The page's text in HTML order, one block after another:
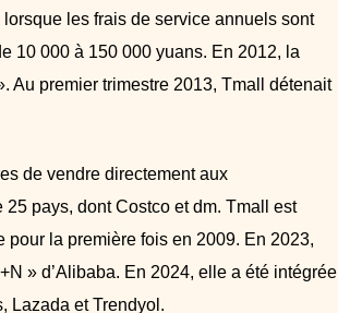
les frais de service annuels sont
10 000 à 150 000 yuans. En 2012, la
Au premier trimestre 2013, Tmall détenait
de vendre directement aux
pays, dont Costco et dm. Tmall est
pour la première fois en 2009. En 2023,
» d’Alibaba. En 2024, elle a été intégrée
Lazada et Trendyol.